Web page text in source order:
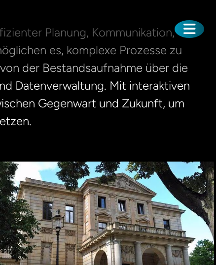
Planung, Kommunikation,
es, komplexe Prozesse zu
der Bestandsaufnahme über die
Datenverwaltung. Mit interaktiven
Gegenwart und Zukunft, um